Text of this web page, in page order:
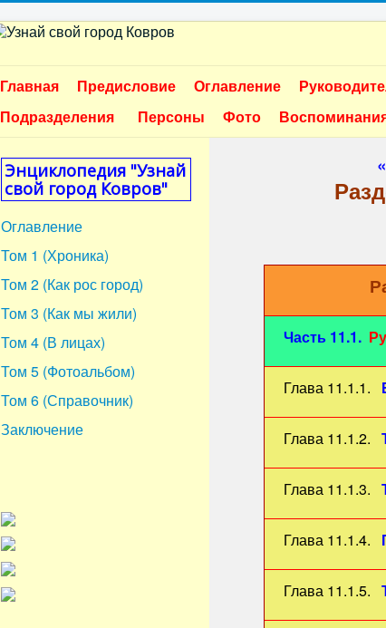
Главная
Предисловие Оглавление
Подразделения
Персоны Фото
Энциклопедия "Узнай
свой город Ковров"
Оглавление
Том 1 (Хроника)
Том 2 (Как рос город)
Том 3 (Как мы жили)
Том 4 (В лицах)
Том 5 (Фотоальбом)
Том 6 (Справочник)
Заключение
Часть 11.1.
Глава 11.1.1.
Глава 11.1.2.
Глава 11.1.3.
Глава 11.1.4.
Глава 11.1.5.